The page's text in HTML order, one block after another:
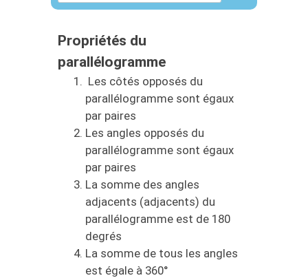
Propriétés du
parallélogramme
Les côtés opposés du
parallélogramme sont égaux
par paires
Les angles opposés du
parallélogramme sont égaux
par paires
La somme des angles
adjacents (adjacents) du
parallélogramme est de 180
degrés
La somme de tous les angles
est égale à 360°